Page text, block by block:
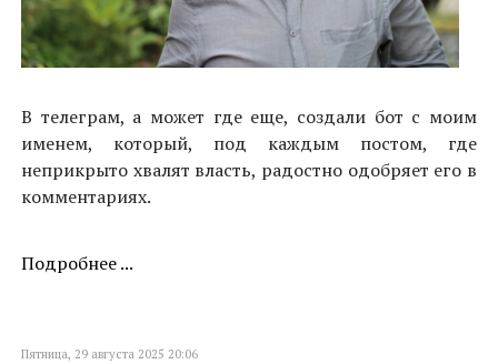
В телеграм, а может где еще, создали бот с моим
именем, который, под каждым постом, где
неприкрыто хвалят власть, радостно одобряет его в
комментариях.
Подробнее ...
Пятница, 29 августа 2025 20:06